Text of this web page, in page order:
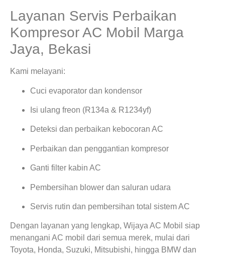
Layanan Servis Perbaikan
Kompresor AC Mobil Marga
Jaya, Bekasi
Kami melayani:
Cuci evaporator dan kondensor
Isi ulang freon (R134a & R1234yf)
Deteksi dan perbaikan kebocoran AC
Perbaikan dan penggantian kompresor
Ganti filter kabin AC
Pembersihan blower dan saluran udara
Servis rutin dan pembersihan total sistem AC
Dengan layanan yang lengkap, Wijaya AC Mobil siap
menangani AC mobil dari semua merek, mulai dari
Toyota, Honda, Suzuki, Mitsubishi, hingga BMW dan